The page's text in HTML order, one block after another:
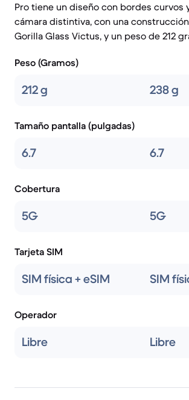
Pro tiene un diseño con bordes curvos
cámara distintiva, con una
Gorilla Glass Victus, y un peso de 212
Peso (Gramos)
212 g 238 g
Tamaño pantalla (pulgadas)
6.7 6.7
Cobertura
5G 5G
Tarjeta SIM
SIM física + eSIM SIM
Operador
Libre Libre